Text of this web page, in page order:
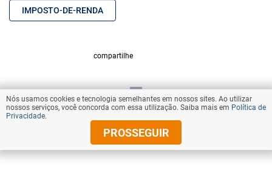
IMPOSTO-DE-RENDA
compartilhe
VOLTAR AO TOPO
© Copyright 2025 Diários Associados
Nós usamos cookies e tecnologia semelhantes em nossos sites. Ao utilizar
nossos serviços, você concorda com essa utilização. Saiba mais em Política de
Privacidade.
PROSSEGUIR